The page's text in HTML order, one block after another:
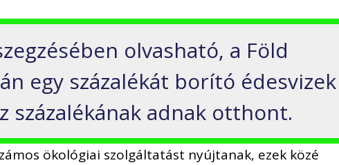
olvasható, a Föld
egy százalékát borító édesvizek
százalékának adnak otthont.
ökológiai szolgáltatást nyújtanak, ezek közé